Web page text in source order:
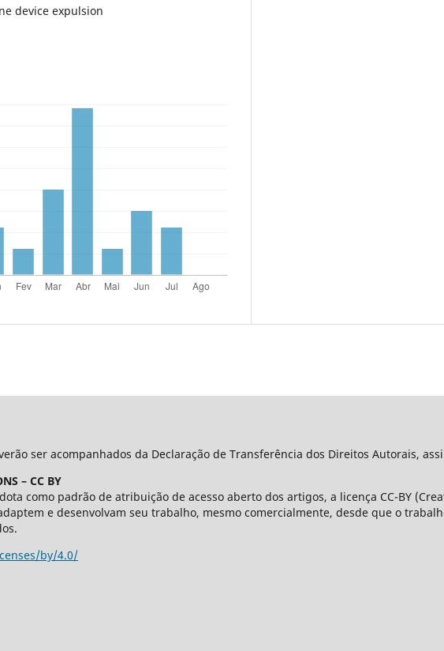
device expulsion
ser acompanhados da Declaração de Transferência dos Direitos Autorais,
– CC BY
como padrão de atribuição de acesso aberto dos artigos, a licença CC-BY
e desenvolvam seu trabalho, mesmo comercialmente, desde que o
by/4.0/